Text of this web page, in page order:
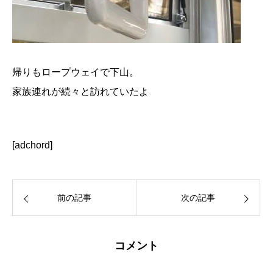
帰りもロープウェイで下山。
家族連れが続々と訪れていたよ
[adchord]
前の記事 次の記事
コメント